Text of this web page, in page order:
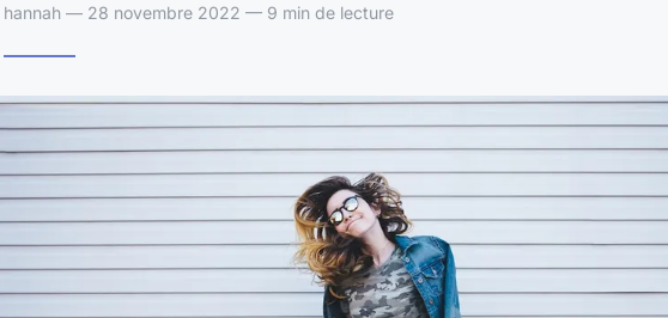
hannah — 28 novembre 2022 — 9 min de lecture